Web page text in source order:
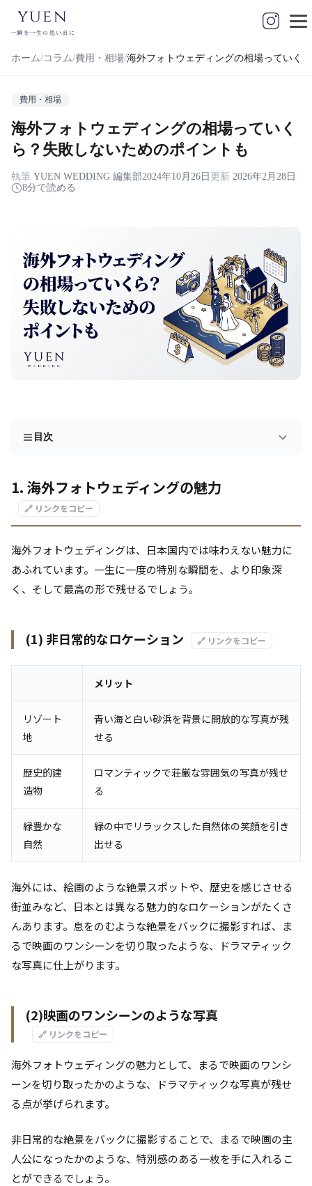
yuen
一瞬を一生の思い出に
ホーム コラム 費用・相場 海外フォトウェディングの相場っていく
費用・相場
海外フォトウェディングの相場っていく
ら？失敗しないためのポイントも
執筆 YUEN WEDDING 編集部2024年10月26日 更新 2026年2月28日
8分で読める
目次
1. 海外フォトウェディングの魅力
🔗 リンクをコピー
海外フォトウェディングは、日本国内では味わえない魅力に
あふれています。一生に一度の特別な瞬間を、より印象深
く、そして最高の形で残せるでしょう。
(1) 非日常的なロケーション 🔗 リンクをコピー
メリット
リゾート
地
青い海と白い砂浜を背景に開放的な写真が残
せる
歴史的建
造物
ロマンティックで荘厳な雰囲気の写真が残せ
る
緑豊かな
自然
緑の中でリラックスした自然体の笑顔を引き
出せる
海外には、絵画のような絶景スポットや、歴史を感じさせる
街並みなど、日本とは異なる魅力的なロケーションがたくさ
んあります。息をのむような絶景をバックに撮影すれば、ま
るで映画のワンシーンを切り取ったような、ドラマティック
な写真に仕上がります。
(2)映画のワンシーンのような写真
🔗 リンクをコピー
海外フォトウェディングの魅力として、まるで映画のワンシ
ーンを切り取ったかのような、ドラマティックな写真が残せ
る点が挙げられます。
非日常的な絶景をバックに撮影することで、まるで映画の主
人公になったかのような、特別感のある一枚を手に入れるこ
とができるでしょう。